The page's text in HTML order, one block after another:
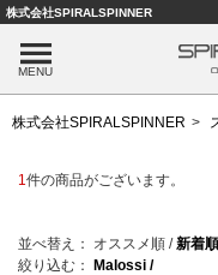
株式会社SPIRALSPINNER
MENU
株式会社SPIRALSPINNER
1件の商品がございます。
並べ替え： オススメ順 /新着順
絞り込む：
Malossi /